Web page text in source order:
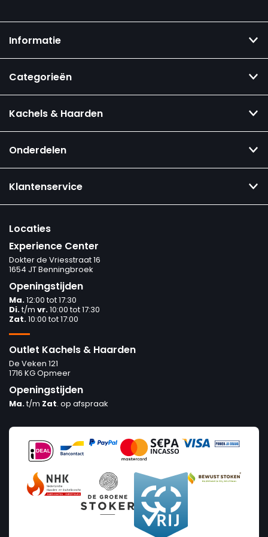
Informatie
Categorieën
Kachels & Haarden
Onderdelen
Klantenservice
Locaties
Experience Center
Dokter de Vriesstraat 16
1654 JT Benningbroek
Openingstijden
Ma.12:00 tot 17:30
Di.t/m vr.10:00 tot 17:30
Zat.10:00 tot 17:00
Outlet Kachels & Haarden
De Veken 121
1716 KG Opmeer
Openingstijden
Ma.t/m Zat. op afspraak